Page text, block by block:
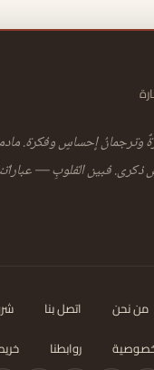
وترجمانُ إحساسٍ وفكرة.
ذكرى. فبين القلوبِ —
من نحن اتصل بنا
روابطنا